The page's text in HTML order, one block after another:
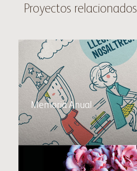
Proyectos relacionados
Lecxit Fundació Jaume Bofill
Memoria Anual
Fujifilm